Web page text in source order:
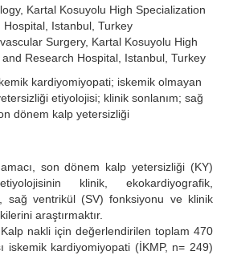
Kartal Kosuyolu High Specialization
Istanbul, Turkey
Surgery, Kartal Kosuyolu High
Research Hospital, Istanbul, Turkey
kardiyomiyopati; iskemik olmayan
etiyolojisi; klinik sonlanım; sağ
dönem kalp yetersizliği
amacı, son dönem kalp yetersizliği (KY)
klinik, ekokardiyografik,
sağ ventrikül (SV) fonksiyonu ve klinik
araştırmaktır.
Kalp nakli için değerlendirilen toplam 470
iskemik kardiyomiyopati (İKMP, n= 249)